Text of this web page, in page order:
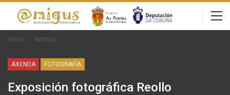
Inicio Axenda
AXENDA FOTOGRAFÍA
Exposición fotográfica Reollo